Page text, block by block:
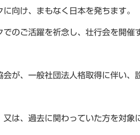
向け、まもなく日本を発ちます。
のご活躍を祈念し、壮行会を開催
が、一般社団法人格取得に伴い、
は、過去に関わっていた方を対象